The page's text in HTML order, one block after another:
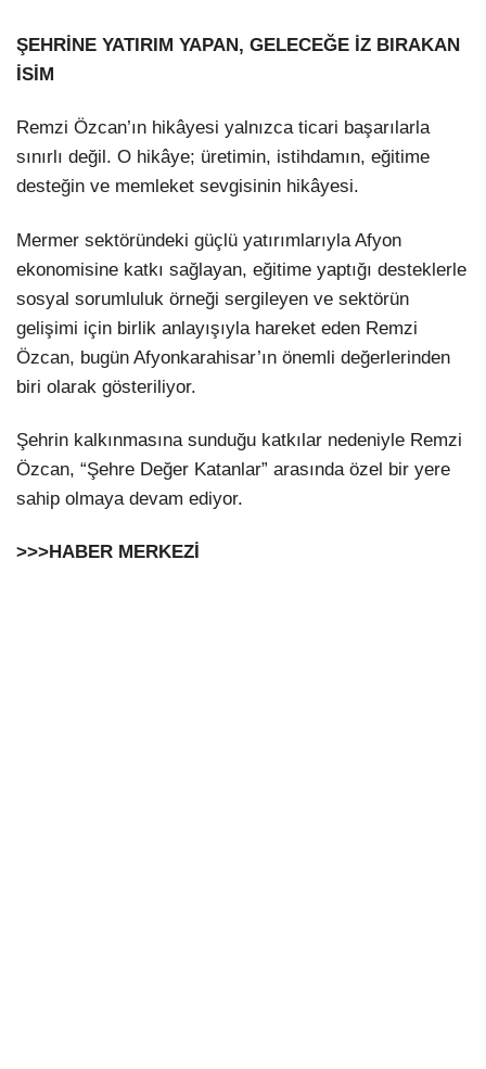
ŞEHRİNE YATIRIM YAPAN, GELECEĞE İZ BIRAKAN
İSİM
Remzi Özcan’ın hikâyesi yalnızca ticari başarılarla
sınırlı değil. O hikâye; üretimin, istihdamın, eğitime
desteğin ve memleket sevgisinin hikâyesi.
Mermer sektöründeki güçlü yatırımlarıyla Afyon
ekonomisine katkı sağlayan, eğitime yaptığı desteklerle
sosyal sorumluluk örneği sergileyen ve sektörün
gelişimi için birlik anlayışıyla hareket eden Remzi
Özcan, bugün Afyonkarahisar’ın önemli değerlerinden
biri olarak gösteriliyor.
Şehrin kalkınmasına sunduğu katkılar nedeniyle Remzi
Özcan, “Şehre Değer Katanlar” arasında özel bir yere
sahip olmaya devam ediyor.
>>>HABER MERKEZİ